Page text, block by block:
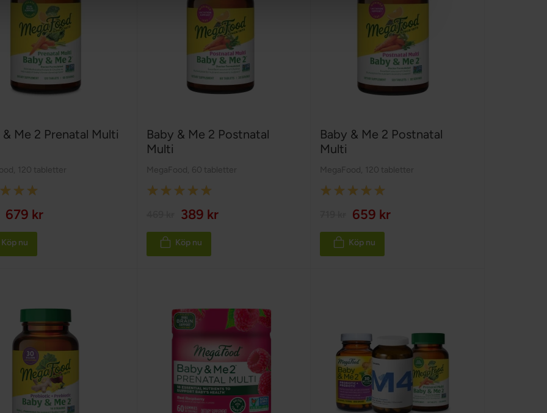
Me 2 Prenatal Multi
120 tabletter
679 kr
Köp nu
Baby & Me 2 Postnatal
Multi
MegaFood 60 tabletter
Rating:
389 kr
Köp nu
Baby & Me 2 Postnatal
Multi
MegaFood 120 tabletter
Rating:
659 kr
Köp nu